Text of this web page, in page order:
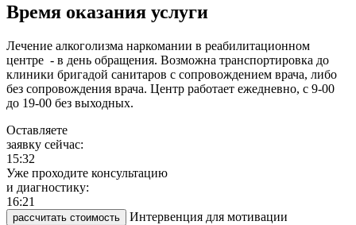
Время оказания услуги
Лечение алкоголизма наркомании в реабилитационном
центре - в день обращения. Возможна транспортировка до
клиники бригадой санитаров с сопровождением врача, либо
без сопровождения врача. Центр работает ежедневно, с 9-00
до 19-00 без выходных.
Оставляете
заявку сейчас:
15:32
Уже проходите консультацию
и диагностику:
16:21
рассчитать стоимость
Интервенция для мотивации